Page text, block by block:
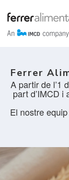
Ferrer
A partir de l’1
part d’IMCD i
El nostre